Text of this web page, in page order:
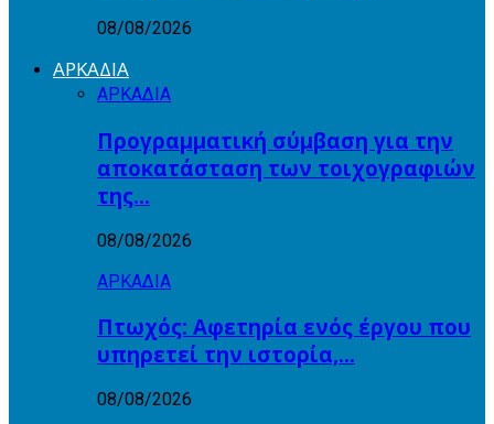
08/08/2026
ΑΡΚΑΔΙΑ
ΑΡΚΑΔΙΑ
Προγραμματική σύμβαση για την
αποκατάσταση των τοιχογραφιών
της…
08/08/2026
ΑΡΚΑΔΙΑ
Πτωχός: Αφετηρία ενός έργου που
υπηρετεί την ιστορία,…
08/08/2026